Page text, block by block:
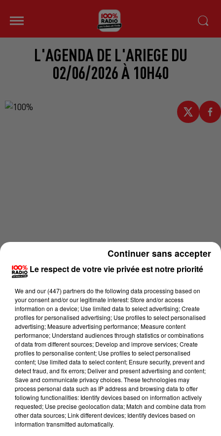
L'AGENDA DE L'ARIEGE DU
02/06/2026 À 10H40
Lecture (1 min 14 sec)
100%
L'agenda de l'Ariege du 02/06/2026 à 10h40
Le respect de votre vie privée est notre priorité
We and our (447) partnersdo the following data processing based on
your consent and/or our legitimate interest: Store and/or access
information on a device; Use limited data to select advertising; Create
profiles for personalised advertising; Use profiles to select personalised
advertising; Measure advertising performance; Measure content
performance; Understand audiences through statistics or combinations
of data from different sources; Develop and improve services; Create
profiles to personalise content; Use profiles to select personalised
content; Use limited data to select content; Ensure security, prevent and
detect fraud, and fix errors; Deliver and present advertising and content;
Save and communicate privacy choices. These technologies may
process personal data such as IP address and browsing data to offer
following functionalities: Identify devices based on information actively
requested; Use precise geolocation data; Match and combine data from
other data sources; Link different devices; Identify devices based on
information transmitted automatically.
Continuer sans accepter